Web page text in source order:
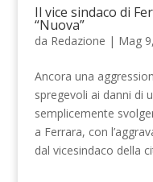
Il vice sindaco di
“Nuova”
da Redazione | Mag
Ancora una
spregevoli ai danni di
semplicemente
a Ferrara, con
dal vicesindaco della